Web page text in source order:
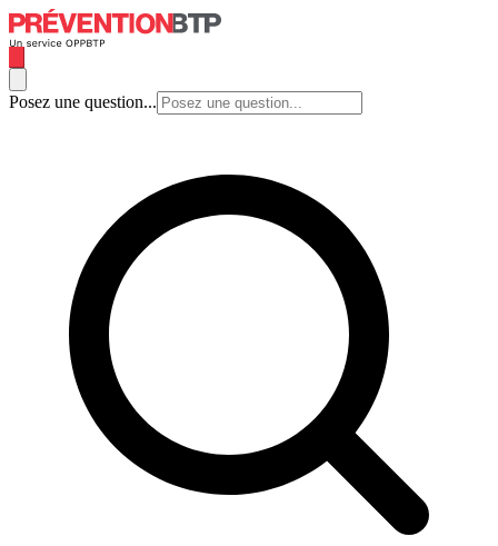
Posez une question...